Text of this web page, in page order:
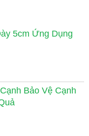
5cm Ứng Dụng
Bảo Vệ Cạnh